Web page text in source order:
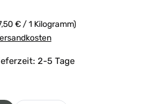
€ / 1 Kilogramm)
2-5 Tage